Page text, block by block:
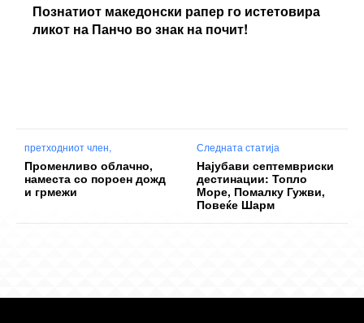
Познатиот македонски рапер го истетовира
ликот на Панчо во знак на почит!
претходниот член,
Променливо облачно,
наместа со пороен дожд
и грмежи
Следната статија
Најубави септемвриски
дестинации: Топло
Море, Помалку Гужви,
Повеќе Шарм